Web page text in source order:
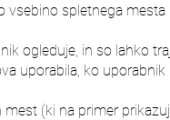
vsebino spletnega mesta
ogleduje, in so lahko
uporabila, ko
(ki na primer